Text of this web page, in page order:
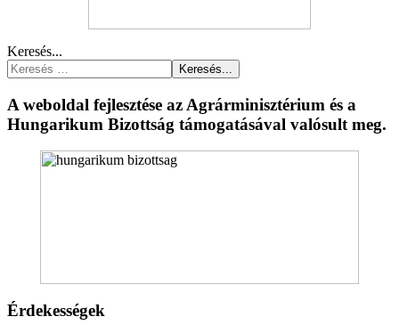
Keresés...
Keresés...
A weboldal fejlesztése az Agrárminisztérium és a
Hungarikum Bizottság támogatásával valósult meg.
Érdekességek